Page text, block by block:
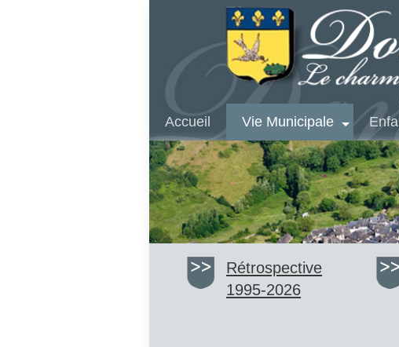
Accueil Vie Municipale
Rétrospective
1995-2026